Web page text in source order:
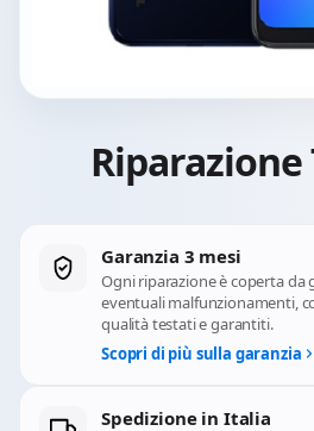
Riparazione
Garanzia 3 mesi
Ogni riparazione è coperta da
eventuali malfunzionamenti,
qualità testati e garantiti.
Scopri di più sulla garanzia
Spedizione in Italia